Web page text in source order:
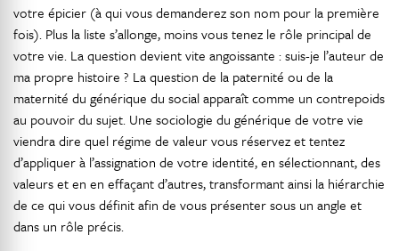
votre épicier (à qui vous demanderez son nom pour la première
fois). Plus la liste s’allonge, moins vous tenez le rôle principal de
votre vie. La question devient vite angoissante : suis-je l’auteur de
ma propre histoire ? La question de la paternité ou de la
maternité du générique du social apparaît comme un contrepoids
au pouvoir du sujet. Une sociologie du générique de votre vie
viendra dire quel régime de valeur vous réservez et tentez
d’appliquer à l’assignation de votre identité, en sélectionnant, des
valeurs et en en effaçant d’autres, transformant ainsi la hiérarchie
de ce qui vous définit afin de vous présenter sous un angle et
dans un rôle précis.